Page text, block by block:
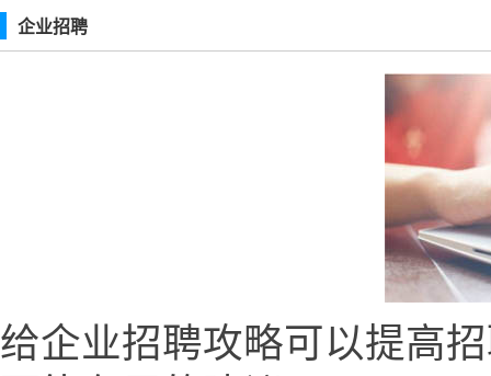
企业招聘
给企业招聘攻略可以提高